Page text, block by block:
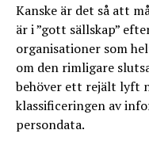
Kanske är det så att
är i ”gott sällskap”
organisationer som
om den rimligare
behöver ett rejält lyft
klassificeringen av
persondata.